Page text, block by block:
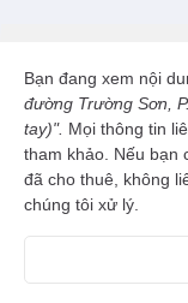
Bạn đang xem nội
đường Trường Sơn,
tay)". Mọi thông tin
tham khảo. Nếu bạn
đã cho thuê, không
chúng tôi xử lý.